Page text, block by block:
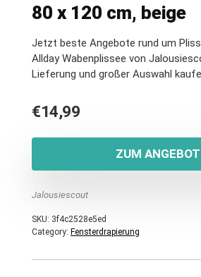
80 x 120 cm, beige
Jetzt beste Angebote rund um
Allday Wabenplissee von
Lieferung und großer Auswahl
€14,99
ZUM ANGEBOT
Jalousiescout
SKU: 3f4c2528e5ed
Category: Fensterdrapierung